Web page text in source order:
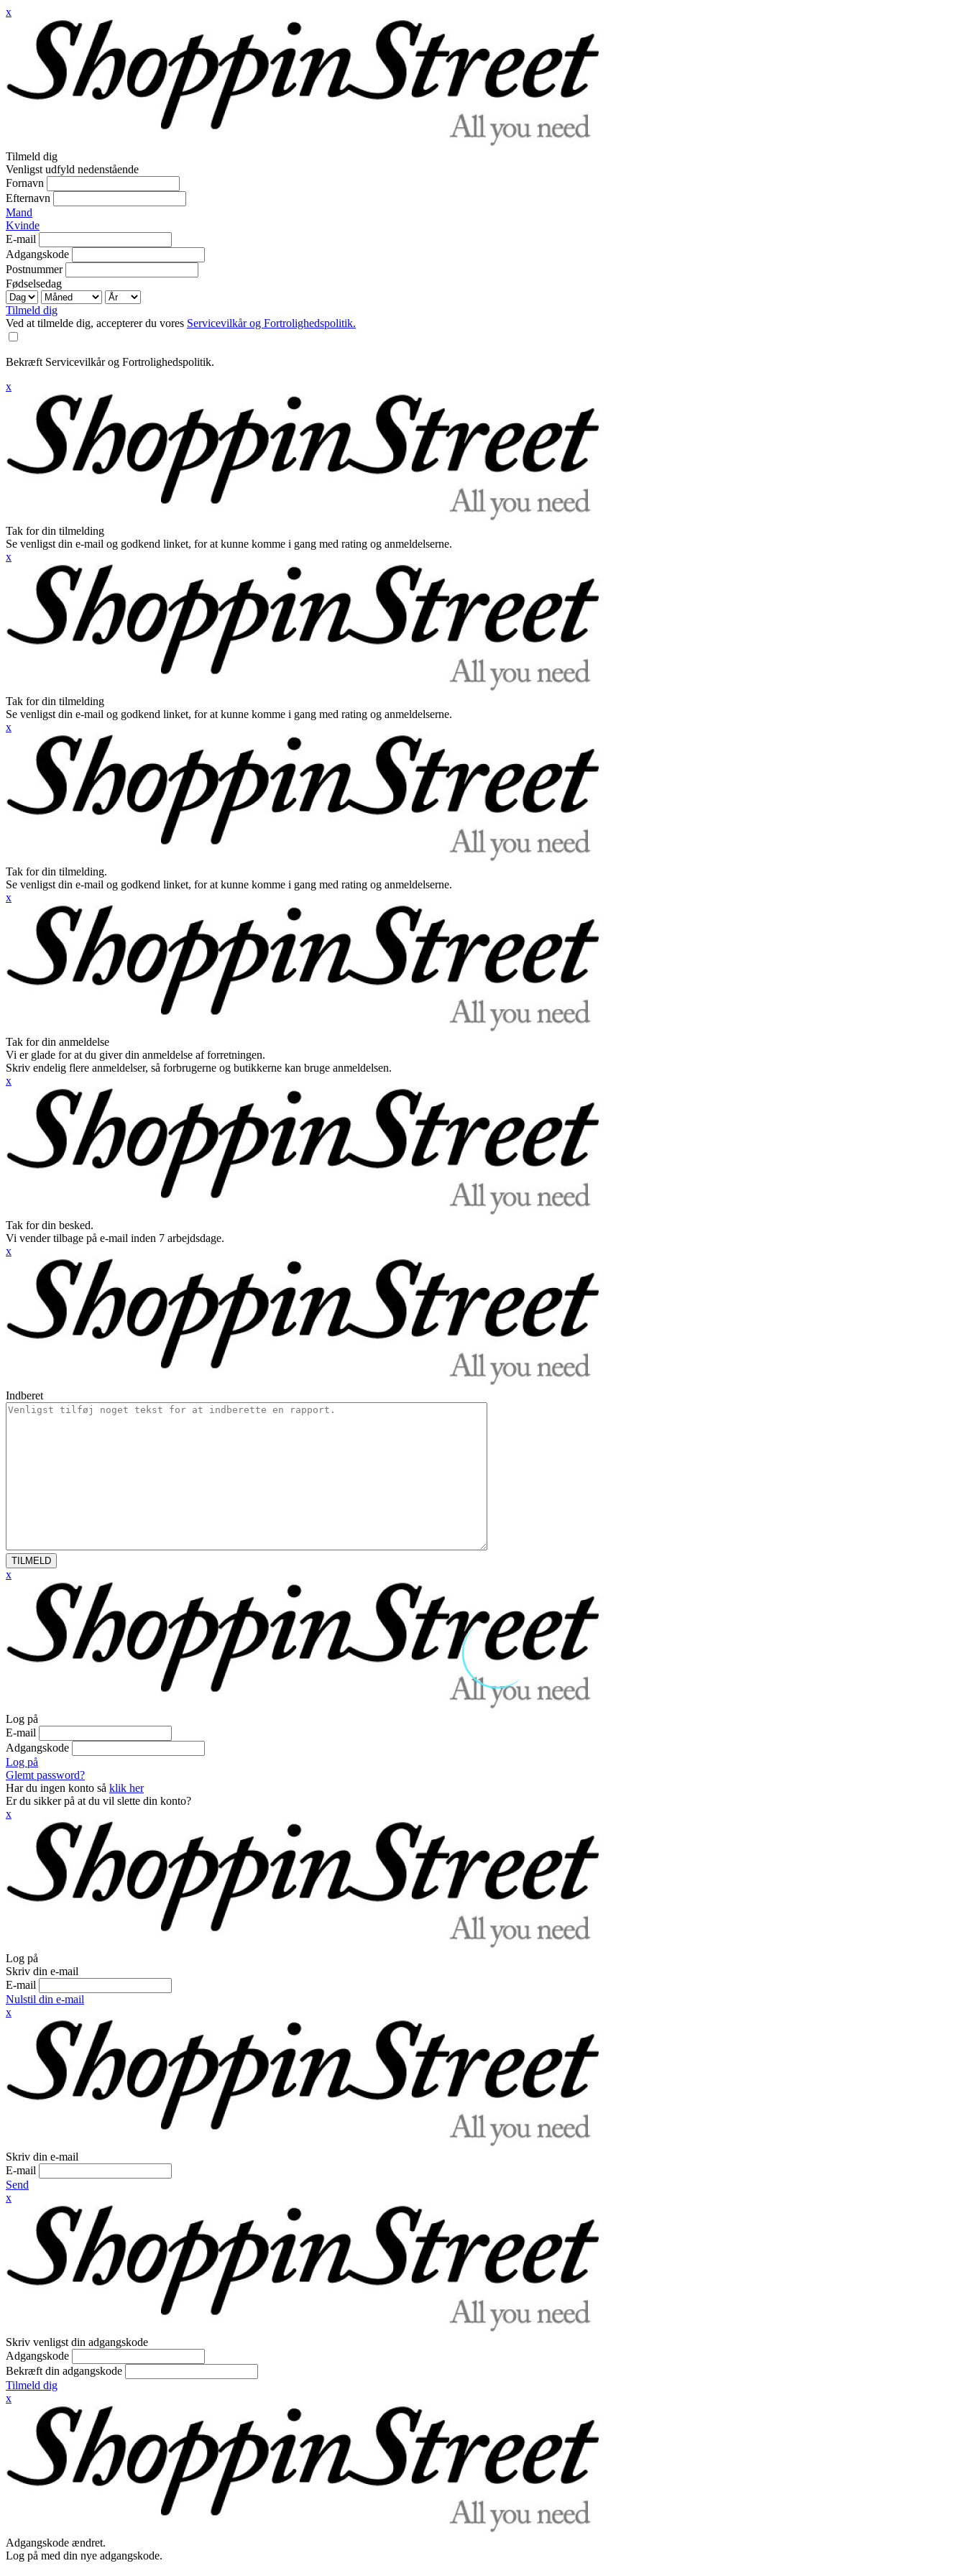
x
Tilmeld dig
Venligst udfyld nedenstående
Fornavn
Efternavn
Mand
Kvinde
E-mail
Adgangskode
Postnummer
Fødselsedag
Tilmeld dig
Ved at tilmelde dig, accepterer du vores Servicevilkår og Fortrolighedspolitik.
Bekræft Servicevilkår og Fortrolighedspolitik.
x
Tak for din tilmelding
Se venligst din e-mail og godkend linket, for at kunne komme i gang med rating og anmeldelserne.
x
Tak for din tilmelding
Se venligst din e-mail og godkend linket, for at kunne komme i gang med rating og anmeldelserne.
x
Tak for din tilmelding.
Se venligst din e-mail og godkend linket, for at kunne komme i gang med rating og anmeldelserne.
x
Tak for din anmeldelse
Vi er glade for at du giver din anmeldelse af forretningen.
Skriv endelig flere anmeldelser, så forbrugerne og butikkerne kan bruge anmeldelsen.
x
Tak for din besked.
Vi vender tilbage på e-mail inden 7 arbejdsdage.
x
Indberet
TILMELD
x
Log på
E-mail
Adgangskode
Log på
Glemt password?
Har du ingen konto så klik her
Er du sikker på at du vil slette din konto?
x
Log på
Skriv din e-mail
E-mail
Nulstil din e-mail
x
Skriv din e-mail
E-mail
Send
x
Skriv venligst din adgangskode
Adgangskode
Bekræft din adgangskode
Tilmeld dig
x
Adgangskode ændret.
Log på med din nye adgangskode.